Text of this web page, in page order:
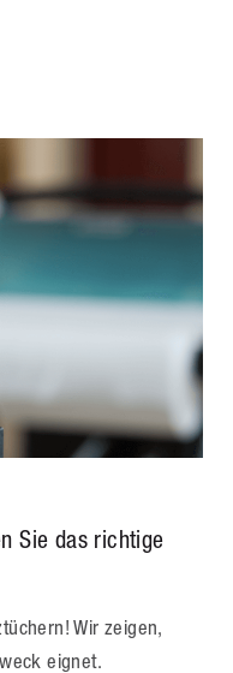
Sie das richtige
Wir zeigen,
eignet.